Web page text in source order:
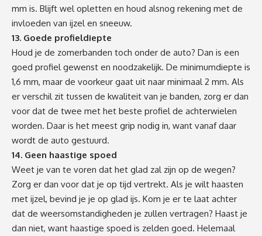
mm is. Blijft wel opletten en houd alsnog rekening met de
invloeden van ijzel en sneeuw.
13. Goede profieldiepte
Houd je de zomerbanden toch onder de auto? Dan is een
goed profiel gewenst en noodzakelijk. De minimumdiepte is
1,6 mm, maar de voorkeur gaat uit naar minimaal 2 mm. Als
er verschil zit tussen de kwaliteit van je banden, zorg er dan
voor dat de twee met het beste profiel de achterwielen
worden. Daar is het meest grip nodig in, want vanaf daar
wordt de auto gestuurd.
14. Geen haastige spoed
Weet je van te voren dat het glad zal zijn op de wegen?
Zorg er dan voor dat je op tijd vertrekt. Als je wilt haasten
met ijzel, bevind je je op glad ijs. Kom je er te laat achter
dat de weersomstandigheden je zullen vertragen? Haast je
dan niet, want haastige spoed is zelden goed. Helemaal